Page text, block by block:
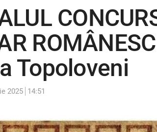
Topoloveni
2025 14:51